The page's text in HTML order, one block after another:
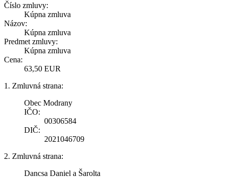
Číslo zmluvy:
Kúpna zmluva
Názov:
Kúpna zmluva
Predmet zmluvy:
Kúpna zmluva
Cena:
63,50 EUR
1. Zmluvná strana:
Obec Modrany
IČO:
00306584
DIČ:
2021046709
2. Zmluvná strana:
Dancsa Daniel a Šarolta